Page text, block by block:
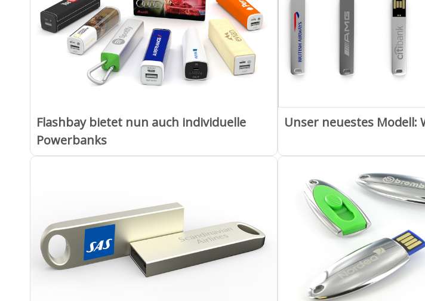
Flashbay bietet nun auch individuelle
Powerbanks
Unser neuestes Modell: